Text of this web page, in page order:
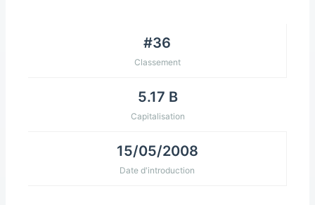
#36
Classement
5.17 B
Capitalisation
15/05/2008
Date d'introduction